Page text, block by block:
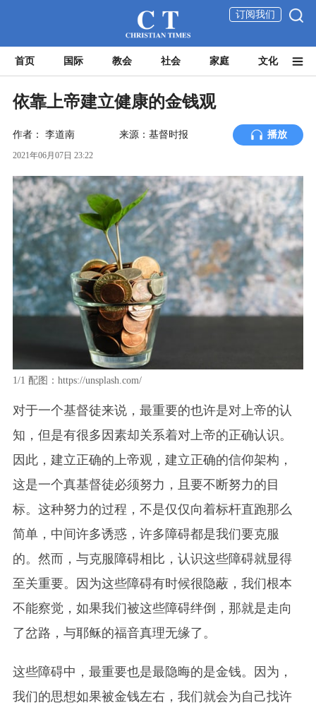
订阅我们
首页 国际 教会 社会 家庭 文化
依靠上帝建立健康的金钱观
作者： 李道南 来源：基督时报 播放
2021年06月07日 23:22
1/1 配图：https://unsplash.com/
对于一个基督徒来说，最重要的也许是对上帝的认
知，但是有很多因素却关系着对上帝的正确认识。
因此，建立正确的上帝观，建立正确的信仰架构，
这是一个真基督徒必须努力，且要不断努力的目
标。这种努力的过程，不是仅仅向着标杆直跑那么
简单，中间许多诱惑，许多障碍都是我们要克服
的。然而，与克服障碍相比，认识这些障碍就显得
至关重要。因为这些障碍有时候很隐蔽，我们根本
不能察觉，如果我们被这些障碍绊倒，那就是走向
了岔路，与耶稣的福音真理无缘了。
这些障碍中，最重要也是最隐晦的是金钱。因为，
我们的思想如果被金钱左右，我们就会为自己找许